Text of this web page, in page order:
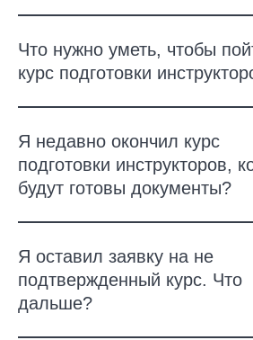
Что нужно уметь, чтобы
курс подготовки
Я недавно окончил курс
подготовки инструкторов,
будут готовы документы?
Я оставил заявку на не
подтвержденный курс. Что
дальше?